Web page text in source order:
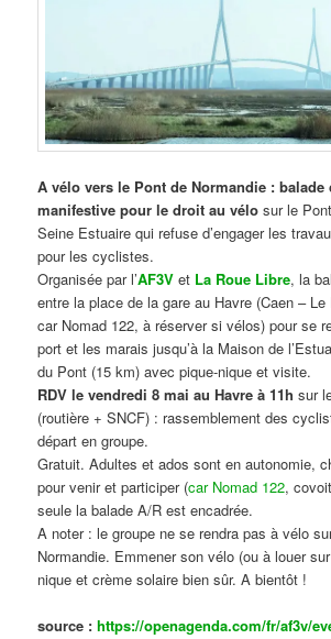
A vélo vers le Pont de Normandie : balade
manifestive pour le droit au vélo sur le
Seine Estuaire qui refuse d’engager les
pour les cyclistes.
Organisée par l’AF3V et La Roue Libre, la
entre la place de la gare au Havre (Caen –
car Nomad 122, à réserver si vélos) pour se
port et les marais jusqu’à la Maison de
du Pont (15 km) avec pique-nique et visite.
RDV le vendredi 8 mai au Havre à 11h sur
(routière + SNCF) : rassemblement des
départ en groupe.
Gratuit. Adultes et ados sont en autonomie,
pour venir et participer (car Nomad 122,
seule la balade A/R est encadrée.
A noter : le groupe ne se rendra pas à vélo
Normandie. Emmener son vélo (ou à louer
nique et crème solaire bien sûr. A bientôt !
source :https://openagenda.com/fr/af3v/